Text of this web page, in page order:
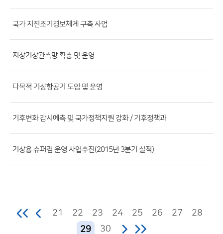
일,
록
일,
조
국가 지진조기경보체계 구축 사업
지상기상관측망 확충 및 운영
다목적 기상항공기 도입 및 운영
기후변화 감시예측 및 국가정책지원 강화 / 기후정책과
기상용 슈퍼컴 운영 사업추진(2015년 3분기 실적)
21 22 23 24 25 26 27
28
29
30